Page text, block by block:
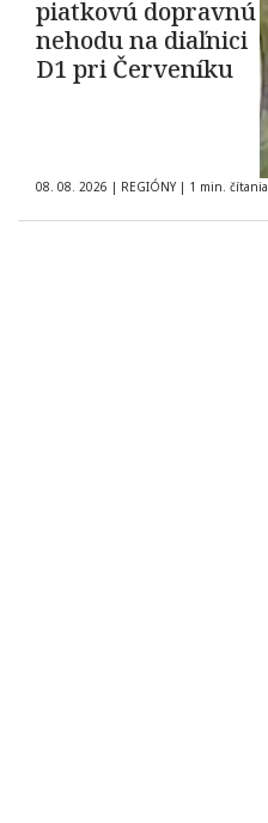
piatkovú dopravnú
nehodu na diaľnici
D1 pri Červeníku
08. 08. 2026 | REGIÓNY | 1 min. čítania